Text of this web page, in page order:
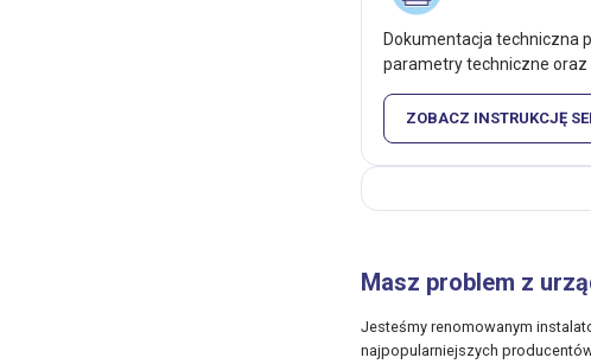
Dokumentacja techniczna
parametry techniczne oraz
ZOBACZ INSTRUKCJĘ
Masz problem z
Jesteśmy renomowanym
najpopularniejszych